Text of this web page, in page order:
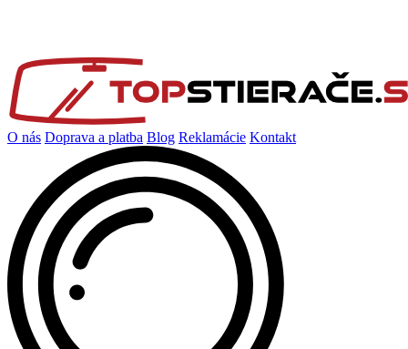
O nás Doprava a platba Blog Reklamácie Kontakt